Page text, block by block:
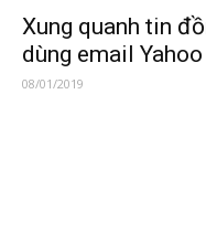
Xung quanh tin
dùng email Yahoo
08/01/2019